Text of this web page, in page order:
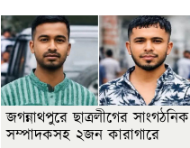
জগন্নাথপুরে ছাত্রলীগের সাংগঠনিক
সম্পাদকসহ ২জন কারাগারে